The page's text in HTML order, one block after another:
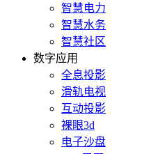
智慧电力
智慧水务
智慧社区
数字应用
全息投影
滑轨电视
互动投影
裸眼3d
电子沙盘